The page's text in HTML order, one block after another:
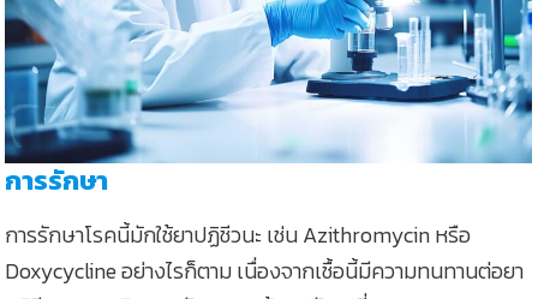
การรักษา
การรักษาโรคนี้มักใช้ยาปฏิชีวนะ เช่น Azithromycin หรือ
Doxycycline อย่างไรก็ตาม เนื่องจากเชื้อนี้มีความทนทานต่อยา